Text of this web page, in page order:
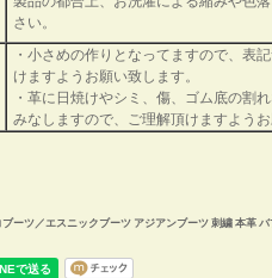
さい。
・小さめの作りとなってますので、表
けますようお願い致します。
・革に日焼けやシミ、傷、ゴム底の割
みなしますので、ご理解頂けますようお
ーツ／エスニックブーツ アジアンブーツ 刺繍 本革